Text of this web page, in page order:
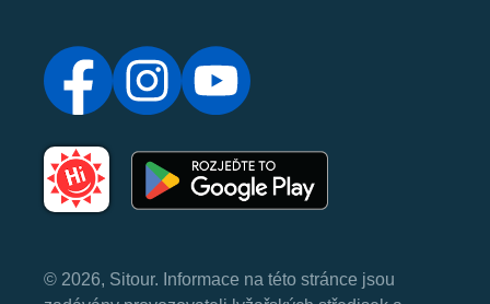
© 2026, Sitour. Informace na této stránce jsou